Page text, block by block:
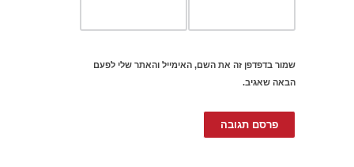
שמור בדפדפן זה את השם, האימייל והאתר שלי לפעם
הבאה שאגיב.